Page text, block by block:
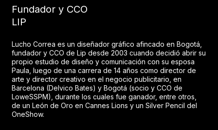
Fundador y CCO
LIP
Lucho Correa es un diseñador gráfico afincado en Bogotá,
fundador y CCO de Lip desde 2003 cuando decidió abrir su
propio estudio de diseño y comunicación con su esposa
Paula, luego de una carrera de 14 años como director de
arte y director creativo en el negocio publicitario, en
Barcelona (Delvico Bates) y Bogotá (socio y CCO de
LoweSSPM), durante los cuales fue ganador, entre otros,
de un León de Oro en Cannes Lions y un Silver Pencil del
OneShow.